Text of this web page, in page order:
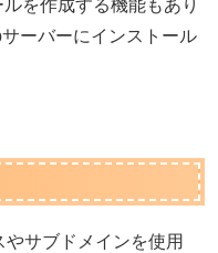
を作成する機能もあり
ーバーにインストール
サブドメインを使用